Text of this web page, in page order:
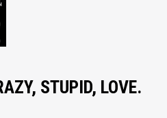
STUPID, LOVE.